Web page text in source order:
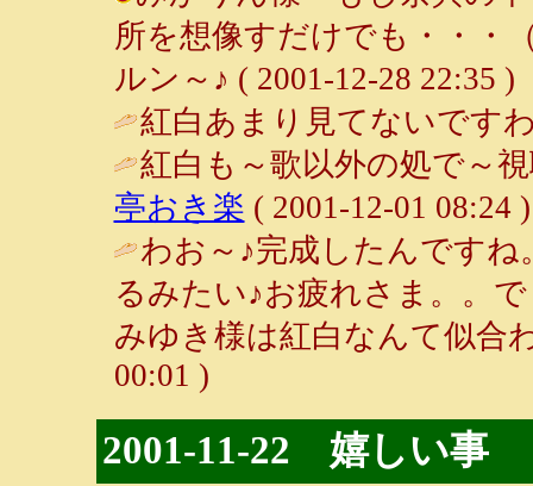
所を想像すだけでも・・・
ルン～♪ ( 2001-12-28 22:35 )
紅白あまり見てないです
紅白も～歌以外の処で～
亭おき楽 ( 2001-12-01 08:24 )
わお～♪完成したんです
るみたい♪お疲れさま。。
みゆき様は紅白なんて似合
00:01 )
2001-11-22 嬉しい事